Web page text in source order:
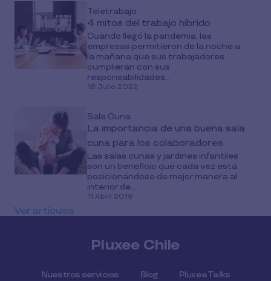
Teletrabajo
4 mitos del trabajo híbrido
Cuando llegó la pandemia, las
empresas permitieron de la noche a
la mañana que sus trabajadores
cumplieran con sus
responsabilidades...
18 Julio 2022
Sala Cuna
La importancia de una buena sala
cuna para los colaboradores
Las salas cunas y jardines infantiles
son un beneficio que cada vez está
posicionándose de mejor manera al
interior de...
11 Abril 2019
Ver artículos
Pluxee Chile
Nuestros servicios Blog Pluxee Talks